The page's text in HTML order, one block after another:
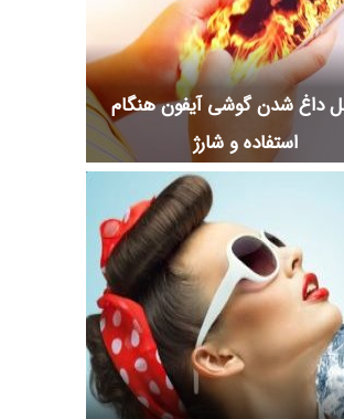
داغ شدن گوشی آیفون هنگام
استفاده و شارژ